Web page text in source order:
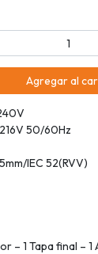
Agregar al
50/60Hz
IEC 52(RVV)
– 1 Tapa final –